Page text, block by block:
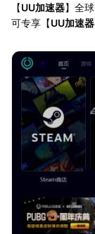
【UU加速器】全
可专享【UU加速器